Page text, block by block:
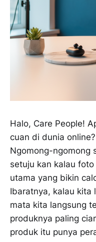
Halo, Care People!
cuan di dunia
Ngomong-ngomong
setuju kan kalau
utama yang bikin
Ibaratnya, kalau kita
mata kita langsung
produknya paling
produk itu punya